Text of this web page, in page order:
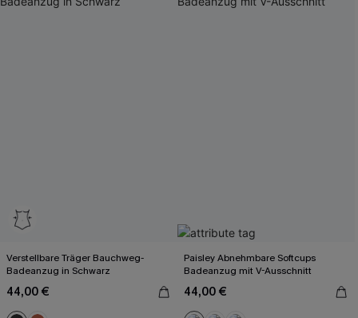
Verstellbare Träger Bauchweg-
Badeanzug in Schwarz
44,00 €
Paisley Abnehmbare Softcups
Badeanzug mit V-Ausschnitt
44,00 €